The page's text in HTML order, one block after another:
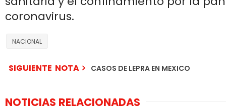
coronavirus.
NACIONAL
SIGUIENTE NOTA CASOS DE LEPRA EN MEXICO
NOTICIAS RELACIONADAS